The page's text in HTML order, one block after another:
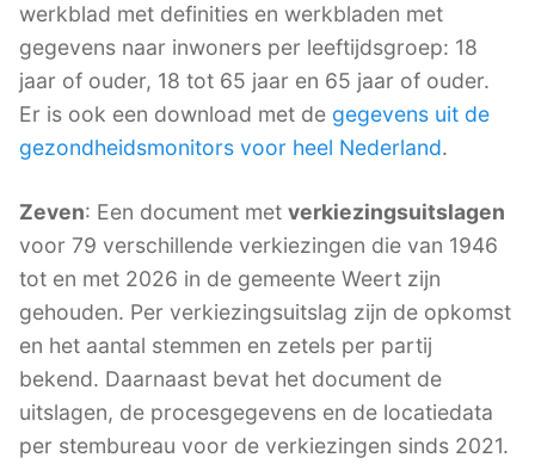
werkblad met definities en werkbladen met
gegevens naar inwoners per leeftijdsgroep: 18
jaar of ouder, 18 tot 65 jaar en 65 jaar of ouder.
Er is ook een download met de gegevens uit de
gezondheidsmonitors voor heel Nederland.
Zeven: Een document met verkiezingsuitslagen
voor 79 verschillende verkiezingen die van 1946
tot en met 2026 in de gemeente Weert zijn
gehouden. Per verkiezingsuitslag zijn de opkomst
en het aantal stemmen en zetels per partij
bekend. Daarnaast bevat het document de
uitslagen, de procesgegevens en de locatiedata
per stembureau voor de verkiezingen sinds 2021.